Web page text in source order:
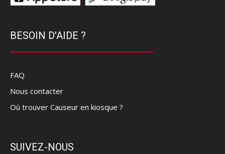
BESOIN D'AIDE ?
FAQ
Nous contacter
Où trouver Causeur en kiosque ?
SUIVEZ-NOUS